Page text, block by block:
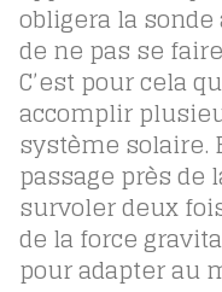
obligera la
de ne pas se
C’est pour cela
accomplir
système
passage près de
survoler deux
de la force
pour adapter au